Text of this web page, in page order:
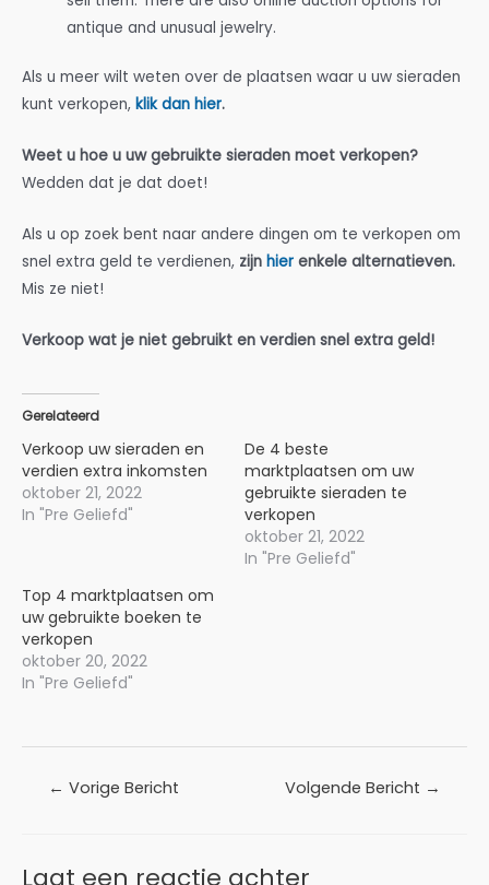
antique and unusual jewelry.
Als u meer wilt weten over de plaatsen waar u uw sieraden
kunt verkopen, klik dan hier.
Weet u hoe u uw gebruikte sieraden moet verkopen?
Wedden dat je dat doet!
Als u op zoek bent naar andere dingen om te verkopen om
snel extra geld te verdienen, zijn hier enkele alternatieven.
Mis ze niet!
Verkoop wat je niet gebruikt en verdien snel extra geld!
Gerelateerd
Verkoop uw sieraden en
verdien extra inkomsten
oktober 21, 2022
In "Pre Geliefd"
De 4 beste
marktplaatsen om uw
gebruikte sieraden te
verkopen
oktober 21, 2022
In "Pre Geliefd"
Top 4 marktplaatsen om
uw gebruikte boeken te
verkopen
oktober 20, 2022
In "Pre Geliefd"
Bericht
← Vorige Bericht Volgende Bericht →
Laat een reactie achter